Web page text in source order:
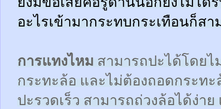
อะไรเข้ามากระทบกระเทือนก็ส
การแทงไหม สามารถปะได้โดยไ
กระทะล้อ และไม่ต้องถอดกระทะ
ปะรวดเร็ว สามารถถ่วงล้อได้ง่า